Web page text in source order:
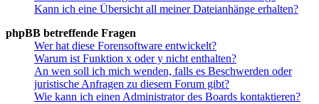
Kann ich eine Übersicht all meiner Dateianhänge erhalten?
phpBB betreffende Fragen
Wer hat diese Forensoftware entwickelt?
Warum ist Funktion x oder y nicht enthalten?
An wen soll ich mich wenden, falls es Beschwerden oder
juristische Anfragen zu diesem Forum gibt?
Wie kann ich einen Administrator des Boards kontaktieren?